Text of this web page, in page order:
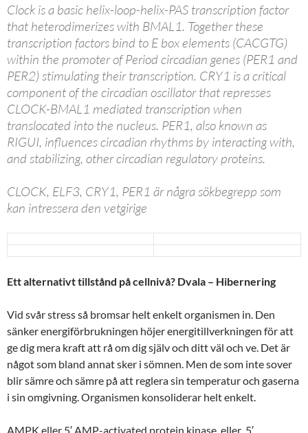
Clock is a basic helix-loop-helix-PAS transcription factor
that heterodimerizes with BMAL1. Together these
transcription factors bind to E box elements (CACGTG)
within the promoter of Period circadian genes (PER1 and
PER2) stimulating their transcription. CRY1 is a critical
component of the circadian oscillator that represses
CLOCK-BMAL1 mediated transcription when
translocated into the nucleus. PER1, also known as
RIGUI, influences circadian rhythms by interacting with,
and stabilizing, other circadian regulatory proteins.
CLOCK, ELF3, CRY1, PER1 är några sökbegrepp som
kan intressera den vetgirige
Ett alternativt tillstånd på cellnivå? Dvala – Hibernering
Vid svår stress så bromsar helt enkelt organismen in. Den
sänker energiförbrukningen höjer energitillverkningen för att
ge dig mera kraft att rå om dig själv och ditt väl och ve. Det är
något som bland annat sker i sömnen. Men de som inte sover
blir sämre och sämre på att reglera sin temperatur och gaserna
i sin omgivning. Organismen konsoliderar helt enkelt.
AMPK eller 5′ AMP-activated protein kinase eller 5′